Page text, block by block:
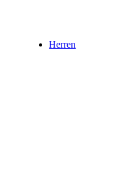
Herren